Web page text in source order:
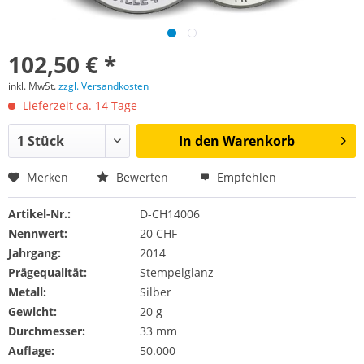
102,50 € *
inkl. MwSt.zzgl. Versandkosten
Lieferzeit ca. 14 Tage
In den Warenkorb
Merken Bewerten Empfehlen
Artikel-Nr.:
D-CH14006
Nennwert:
20 CHF
Jahrgang:
2014
Prägequalität:
Stempelglanz
Metall:
Silber
Gewicht:
20 g
Durchmesser:
33 mm
Auflage:
50.000